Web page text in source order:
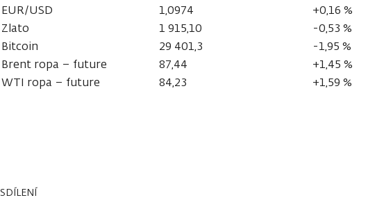
EUR/USD 1,0974
+0,16 %
Zlato
1 915,10
-0,53 %
Bitcoin
29 401,3
-1,95 %
Brent ropa – future
87,44
+1,45 %
WTI ropa – future
84,23 +1,59 %
SDÍLENÍ